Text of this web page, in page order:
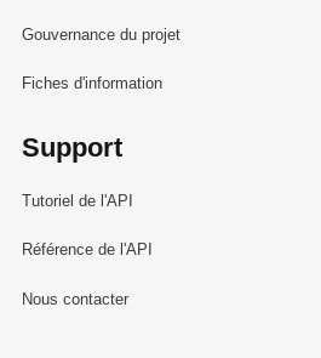
Gouvernance du projet
Fiches d'information
Support
Tutoriel de l'API
Référence de l'API
Nous contacter